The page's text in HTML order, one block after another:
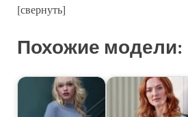
[свернуть]
Похожие модели: